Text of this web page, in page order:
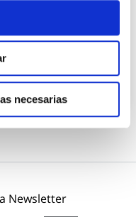
necesarias
Newsletter